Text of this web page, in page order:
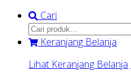
Cari
Keranjang Belanja
Lihat Keranjang Belanja